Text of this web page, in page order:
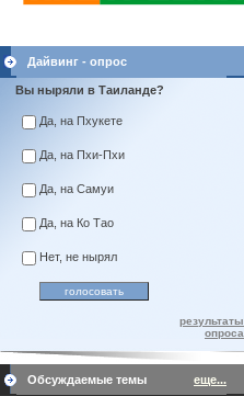
Дайвинг - опрос
Вы ныряли в Таиланде?
Да, на Пхукете
Да, на Пхи-Пхи
Да, на Самуи
Да, на Ко Тао
Нет, не нырял
результаты
опроса
Обсуждаемые темы
еще...